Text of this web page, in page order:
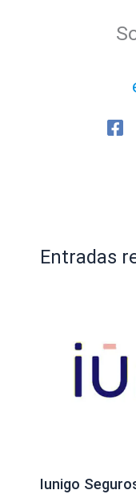
Entradas
Iunigo